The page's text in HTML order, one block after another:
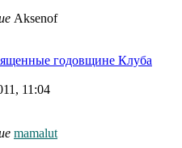
Aksenof
годовщине Клуба
11:04
mamalut